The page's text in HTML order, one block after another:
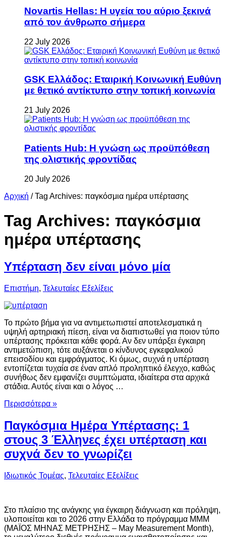
Novartis Hellas: Η υγεία του αύριο ξεκινά
από τον άνθρωπο σήμερα
22 July 2026
GSK Ελλάδος: Εταιρική Κοινωνική Ευθύνη
με θετικό αντίκτυπο στην τοπική κοινωνία
21 July 2026
Patients Hub: Η γνώση ως προϋπόθεση
της ολιστικής φροντίδας
20 July 2026
Αρχική / Tag Archives: παγκόσμια ημέρα υπέρτασης
Tag Archives: παγκόσμια
ημέρα υπέρτασης
Υπέρταση δεν είναι μόνο μία
Επιστήμη, Τελευταίες Εξελίξεις
Το πρώτο βήμα για να αντιμετωπιστεί αποτελεσματικά η
υψηλή αρτηριακή πίεση, είναι να διαπιστωθεί για ποιον τύπο
υπέρτασης πρόκειται κάθε φορά. Αν δεν υπάρξει έγκαιρη
αντιμετώπιση, τότε αυξάνεται ο κίνδυνος εγκεφαλικού
επεισοδίου και εμφράγματος. Κι όμως, συχνά η υπέρταση
εντοπίζεται τυχαία σε έναν απλό προληπτικό έλεγχο, καθώς
συνήθως δεν εμφανίζει συμπτώματα, ιδιαίτερα στα αρχικά
στάδια. Αυτός είναι και ο λόγος …
Περισσότερα »
Παγκόσμια Ημέρα Υπέρτασης: 1
στους 3 Έλληνες έχει υπέρταση και
συχνά δεν το γνωρίζει
Ιδιωτικός Τομέας, Τελευταίες Εξελίξεις
Στο πλαίσιο της ανάγκης για έγκαιρη διάγνωση και πρόληψη,
υλοποιείται και το 2026 στην Ελλάδα το πρόγραμμα ΜΜΜ
(ΜΑΪΟΣ ΜΗΝΑΣ ΜΕΤΡΗΣΗΣ – May Measurement Month),